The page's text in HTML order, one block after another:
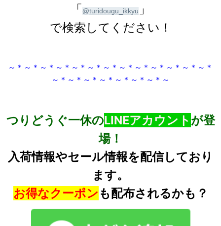
「@turidougu_ikkyu 」
で検索してください！
～＊～＊～＊～＊～＊～＊～＊～＊～＊～＊～＊～＊～＊
～＊～＊～＊～＊～＊～＊～＊～
つりどうぐ一休のLINEアカウント が登
場！
入荷情報やセール情報を配信しており
ます。
お得なクーポン も配布されるかも？